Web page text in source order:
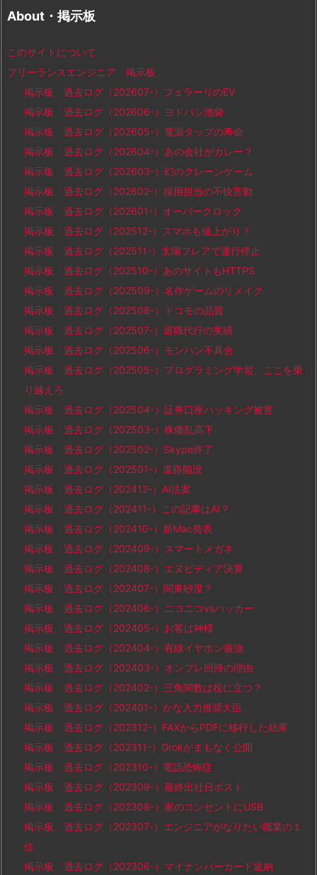
About・掲示板
このサイトについて
フリーランスエンジニア 掲示板
掲示板 過去ログ（202607-）フェラーリのEV
掲示板 過去ログ（202606-）ヨドバシ池袋
掲示板 過去ログ（202605-）電源タップの寿命
掲示板 過去ログ（202604-）あの会社がカレー？
掲示板 過去ログ（202603-）幻のクレーンゲーム
掲示板 過去ログ（202602-）採用担当の不快言動
掲示板 過去ログ（202601-）オーバークロック
掲示板 過去ログ（202512-）スマホも値上がり？
掲示板 過去ログ（202511-）太陽フレアで運行停止
掲示板 過去ログ（202510-）あのサイトもHTTPS
掲示板 過去ログ（202509-）名作ゲームのリメイク
掲示板 過去ログ（202508-）ドコモの品質
掲示板 過去ログ（202507-）退職代行の実績
掲示板 過去ログ（202506-）モンハン不具合
掲示板 過去ログ（202505-）プログラミング学習、ここを乗
り越えろ
掲示板 過去ログ（202504-）証券口座ハッキング被害
掲示板 過去ログ（202503-）株価乱高下
掲示板 過去ログ（202502-）Skype終了
掲示板 過去ログ（202501-）道路陥没
掲示板 過去ログ（202412-）AI法案
掲示板 過去ログ（202411-）この記事はAI？
掲示板 過去ログ（202410-）新Mac発表
掲示板 過去ログ（202409-）スマートメガネ
掲示板 過去ログ（202408-）エヌビディア決算
掲示板 過去ログ（202407-）関東砂漠？
掲示板 過去ログ（202406-）ニコニコvsハッカー
掲示板 過去ログ（202405-）お客は神様
掲示板 過去ログ（202404-）有線イヤホン最強
掲示板 過去ログ（202403-）オンプレ回帰の理由
掲示板 過去ログ（202402-）三角関数は役に立つ？
掲示板 過去ログ（202401-）かな入力推奨大臣
掲示板 過去ログ（202312-）FAXからPDFに移行した結果
掲示板 過去ログ（202311-）Grokがまもなく公開
掲示板 過去ログ（202310-）電話恐怖症
掲示板 過去ログ（202309-）最終出社日ポスト
掲示板 過去ログ（202308-）家のコンセントにUSB
掲示板 過去ログ（202307-）エンジニアがなりたい職業の１
位
掲示板 過去ログ（202306-）マイナンバーカード返納